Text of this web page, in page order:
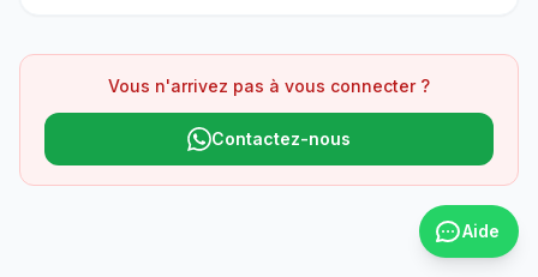
Vous n'arrivez pas à vous connecter ?
Contactez-nous
Aide